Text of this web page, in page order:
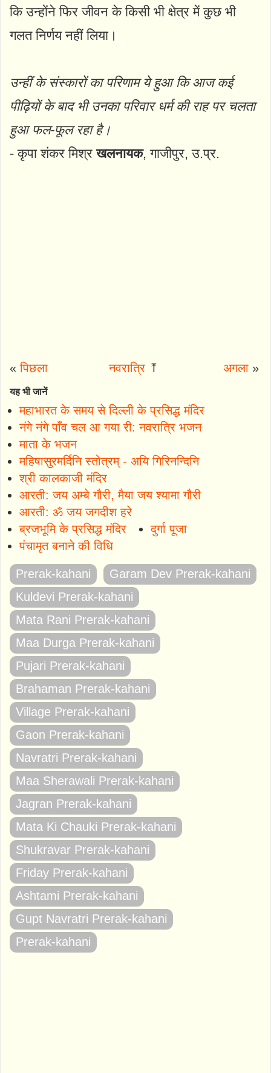
कि उन्होंने फिर जीवन के किसी भी क्षेत्र में कुछ भी
गलत निर्णय नहीं लिया।
उन्हीं के संस्कारों का परिणाम ये हुआ कि आज कई
पीढ़ियों के बाद भी उनका परिवार धर्म की राह पर चलता
हुआ फल-फूल रहा है।
- कृपा शंकर मिश्रखलनायक, गाजीपुर, उ.प्र.
«पिछला नवरात्रि ⤒ अगला»
यह भी जानें
महाभारत के समय से दिल्ली के प्रसिद्ध मंदिर
नंगे नंगे पाँव चल आ गया री: नवरात्रि भजन
माता के भजन
महिषासुरमर्दिनि स्तोत्रम् - अयि गिरिनन्दिनि
श्री कालकाजी मंदिर
आरती: जय अम्बे गौरी, मैया जय श्यामा गौरी
आरती: ॐ जय जगदीश हरे
ब्रजभूमि के प्रसिद्ध मंदिर
दुर्गा पूजा
पंचामृत बनाने की विधि
Prerak-kahani
Garam Dev Prerak-kahani
Kuldevi Prerak-kahani
Mata Rani Prerak-kahani
Maa Durga Prerak-kahani
Pujari Prerak-kahani
Brahaman Prerak-kahani
Village Prerak-kahani
Gaon Prerak-kahani
Navratri Prerak-kahani
Maa Sherawali Prerak-kahani
Jagran Prerak-kahani
Mata Ki Chauki Prerak-kahani
Shukravar Prerak-kahani
Friday Prerak-kahani
Ashtami Prerak-kahani
Gupt Navratri Prerak-kahani
Prerak-kahani